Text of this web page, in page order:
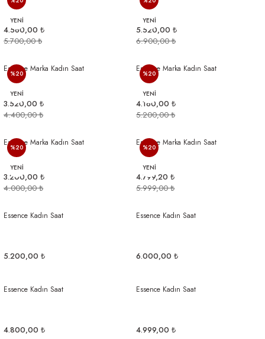
YENİ
4.560,00 ₺
5.700,00 ₺
YENİ
5.520,00 ₺
6.900,00 ₺
%20
YENİ
Essence Marka Kadın Saat
3.520,00 ₺
4.400,00 ₺
%20
YENİ
Essence Marka Kadın Saat
4.160,00 ₺
5.200,00 ₺
%20
YENİ
Essence Marka Kadın Saat
3.200,00 ₺
4.000,00 ₺
%20
YENİ
Essence Marka Kadın Saat
4.799,20 ₺
5.999,00 ₺
Essence Kadın Saat
5.200,00 ₺
Essence Kadın Saat
6.000,00 ₺
Essence Kadın Saat
4.800,00 ₺
Essence Kadın Saat
4.999,00 ₺